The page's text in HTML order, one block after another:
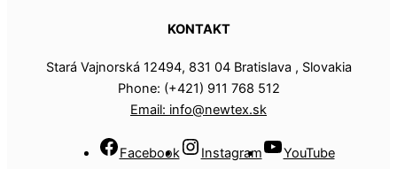
KONTAKT
Stará Vajnorská 12494, 831 04 Bratislava , Slovakia
Phone: (+421) 911 768 512
Email: info@newtex.sk
Facebook Instagram YouTube